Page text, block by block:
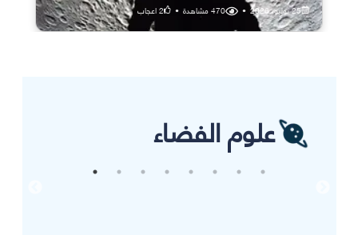
25 يوليو، 2026 •
470مشاهدة •
2اعجاب
علوم الفضاء